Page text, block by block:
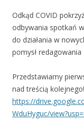
Odkąd COVID
odbywania spotkań
do działania w
pomysł redagowania
Przedstawiamy
nad treścią kolejnego!
https://
WduHyguc/